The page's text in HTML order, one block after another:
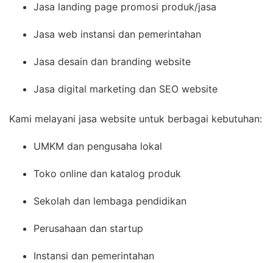
Jasa landing page promosi produk/jasa
Jasa web instansi dan pemerintahan
Jasa desain dan branding website
Jasa digital marketing dan SEO website
Kami melayani jasa website untuk berbagai kebutuhan:
UMKM dan pengusaha lokal
Toko online dan katalog produk
Sekolah dan lembaga pendidikan
Perusahaan dan startup
Instansi dan pemerintahan